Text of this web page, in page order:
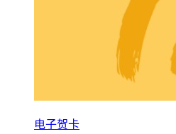
电子贺卡